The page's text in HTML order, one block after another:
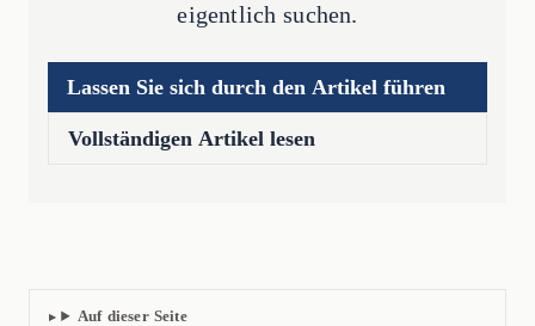
eigentlich suchen.
Lassen Sie sich durch den Artikel führen
Vollständigen Artikel lesen
Auf dieser Seite